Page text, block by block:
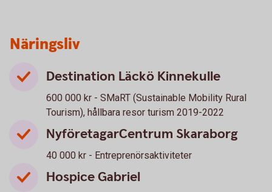
Näringsliv
Destination Läckö Kinnekulle
600 000 kr - SMaRT (Sustainable Mobility Rural
Tourism), hållbara resor turism 2019-2022
NyföretagarCentrum Skaraborg
40 000 kr - Entreprenörsaktiviteter
Hospice Gabriel